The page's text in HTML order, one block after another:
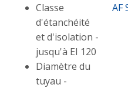
Classe
d'étanchéité
et d'isolation -
jusqu'à EI 120
Diamètre du
tuyau -
AF